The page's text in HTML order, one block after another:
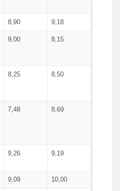
8,90 9,18
9,00 8,15
8,25 8,50
7,48 8,69
9,26 9,19
9,09 10,00